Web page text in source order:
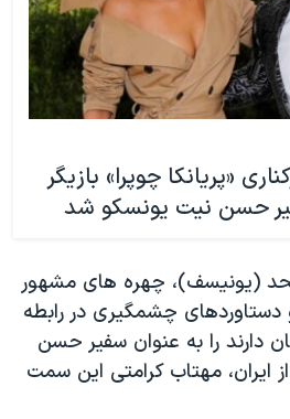
«پریانکا چوپرا» بازیگر
حسن نیت یونسکو شد
(یونیسف)، چهره های مشهور
چشمگیری در رابطه
دارند را به عنوان سفیر حسن
ایران، مهتاب کرامتی این سمت